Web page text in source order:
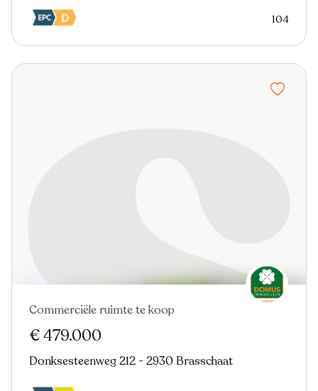
104
Commerciële ruimte te koop
€ 479.000
Donksesteenweg 212 - 2930 Brasschaat